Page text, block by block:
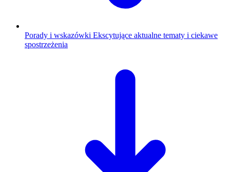
Porady i wskazówki Ekscytujące aktualne tematy i ciekawe
spostrzeżenia